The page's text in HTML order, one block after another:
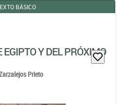
BÁSICO
Y DEL PRÓXIMO
Prieto